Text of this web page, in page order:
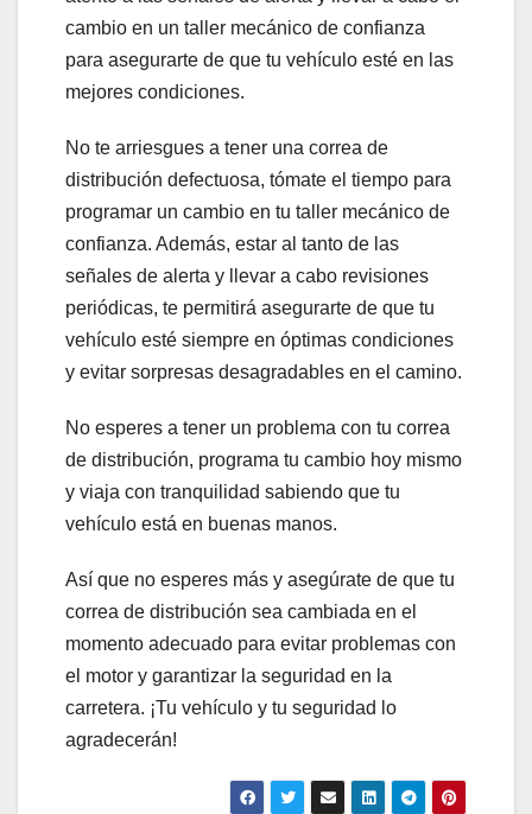
cambio en un taller mecánico de confianza
para asegurarte de que tu vehículo esté en las
mejores condiciones.
No te arriesgues a tener una correa de
distribución defectuosa, tómate el tiempo para
programar un cambio en tu taller mecánico de
confianza. Además, estar al tanto de las
señales de alerta y llevar a cabo revisiones
periódicas, te permitirá asegurarte de que tu
vehículo esté siempre en óptimas condiciones
y evitar sorpresas desagradables en el camino.
No esperes a tener un problema con tu correa
de distribución, programa tu cambio hoy mismo
y viaja con tranquilidad sabiendo que tu
vehículo está en buenas manos.
Así que no esperes más y asegúrate de que tu
correa de distribución sea cambiada en el
momento adecuado para evitar problemas con
el motor y garantizar la seguridad en la
carretera. ¡Tu vehículo y tu seguridad lo
agradecerán!